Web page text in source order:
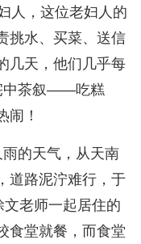
人，这位老妇人的
挑水、买菜、送信
几天，他们几乎每
中茶叙——吃糕
闹！
的天气，从天南
道路泥泞难行，于
老师一起居住的
食堂就餐，而食堂